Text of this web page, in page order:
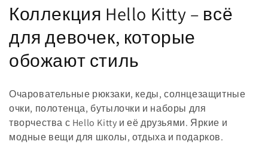
К
о
л
е
к
Коллекция Hello Kitty – всё
для девочек, которые
обожают стиль
Очаровательные рюкзаки, кеды, солнцезащитные
очки, полотенца, бутылочки и наборы для
творчества с Hello Kitty и её друзьями. Яркие и
модные вещи для школы, отдыха и подарков.